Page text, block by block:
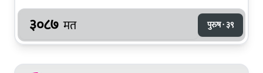
३०८७ मत पुरुष · ३९